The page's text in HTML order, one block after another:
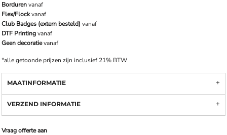
Bordurenvanaf
Flex/Flockvanaf
Club Badges (extern besteld) vanaf
DTF Printingvanaf
Geen decoratievanaf
*alle getoonde prijzen zijn inclusief 21% BTW
MAATINFORMATIE
VERZEND INFORMATIE
Vraag offerte aan